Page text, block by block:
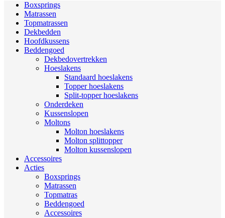
Boxsprings
Matrassen
Topmatrassen
Dekbedden
Hoofdkussens
Beddengoed
Dekbedovertrekken
Hoeslakens
Standaard hoeslakens
Topper hoeslakens
Split-topper hoeslakens
Onderdeken
Kussenslopen
Moltons
Molton hoeslakens
Molton splittopper
Molton kussenslopen
Accessoires
Acties
Boxsprings
Matrassen
Topmatras
Beddengoed
Accessoires